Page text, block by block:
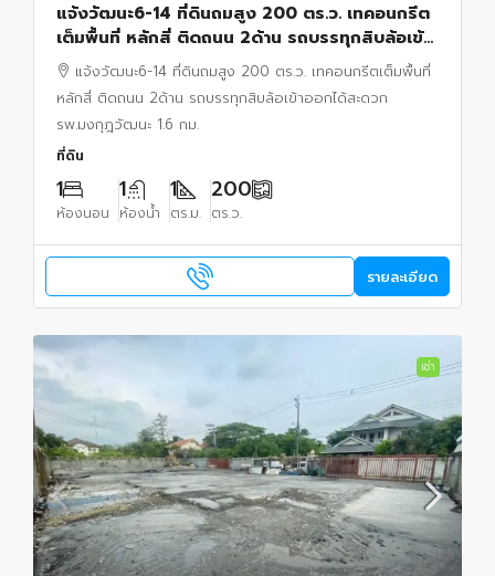
แจ้งวัฒนะ6-14 ที่ดินถมสูง 200 ตร.ว. เทคอนกรีต
เต็มพื้นที่ หลักสี่ ติดถนน 2ด้าน รถบรรทุกสิบล้อเข้า
ออกได้สะดวก รพ.มงกุฎวัฒนะ 1.6 กม.
แจ้งวัฒนะ6-14 ที่ดินถมสูง 200 ตร.ว. เทคอนกรีตเต็มพื้นที่
หลักสี่ ติดถนน 2ด้าน รถบรรทุกสิบล้อเข้าออกได้สะดวก
รพ.มงกุฎวัฒนะ 1.6 กม.
ที่ดิน
1
ห้องนอน
1
ห้องน้ำ
1
ตร.ม.
200
ตร.ว.
รายละเอียด
เช่า